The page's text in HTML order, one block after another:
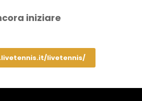
iniziare
livetennis/